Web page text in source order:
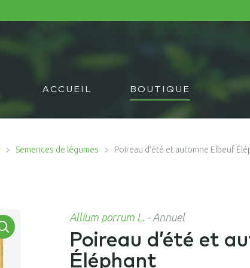
ACCUEIL BOUTIQUE
Semences de légumes Poireau d’été et automne Elbeuf
Allium porrum L. - Annuel
Poireau d’été et
Éléphant